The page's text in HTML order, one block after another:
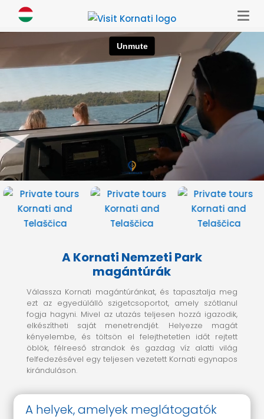
A Kornati Nemzeti Park
magántúrák
Válassza Kornati magántúránkat, és tapasztalja meg
ezt az egyedülálló szigetcsoportot, amely szótlanul
fogja hagyni. Mivel az utazás teljesen hozzá igazodik,
elkészítheti saját menetrendjét. Helyezze magát
kényelembe, és töltsön el felejthetetlen időt rejtett
öblök, félreeső strandok és gazdag víz alatti világ
felfedezésével egy teljesen vezetett Kornati egynapos
kiránduláson.
A helyek, amelyek meglátogatók